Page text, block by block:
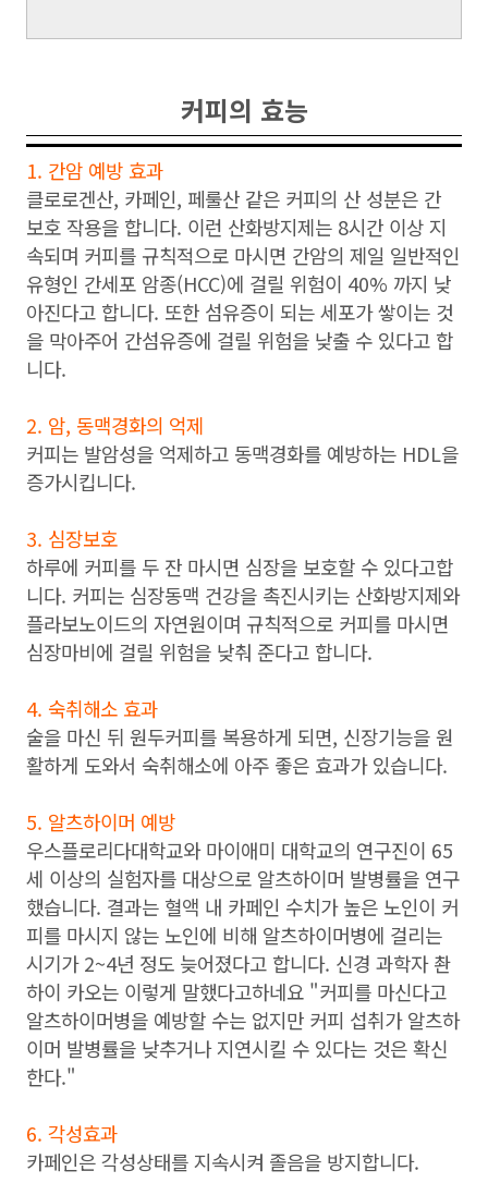
커피의 효능
1. 간암 예방 효과
클로로겐산, 카페인, 페룰산 같은 커피의 산 성분은 간
보호 작용을 합니다. 이런 산화방지제는 8시간 이상 지
속되며 커피를 규칙적으로 마시면 간암의 제일 일반적인
유형인 간세포 암종(HCC)에 걸릴 위험이 40% 까지 낮
아진다고 합니다. 또한 섬유증이 되는 세포가 쌓이는 것
을 막아주어 간섬유증에 걸릴 위험을 낮출 수 있다고 합
니다.
2. 암, 동맥경화의 억제
커피는 발암성을 억제하고 동맥경화를 예방하는 HDL을
증가시킵니다.
3. 심장보호
하루에 커피를 두 잔 마시면 심장을 보호할 수 있다고합
니다. 커피는 심장동맥 건강을 촉진시키는 산화방지제와
플라보노이드의 자연원이며 규칙적으로 커피를 마시면
심장마비에 걸릴 위험을 낮춰 준다고 합니다.
4. 숙취해소 효과
술을 마신 뒤 원두커피를 복용하게 되면, 신장기능을 원
활하게 도와서 숙취해소에 아주 좋은 효과가 있습니다.
5. 알츠하이머 예방
우스플로리다대학교와 마이애미 대학교의 연구진이 65
세 이상의 실험자를 대상으로 알츠하이머 발병률을 연구
했습니다. 결과는 혈액 내 카페인 수치가 높은 노인이 커
피를 마시지 않는 노인에 비해 알츠하이머병에 걸리는
시기가 2~4년 정도 늦어졌다고 합니다. 신경 과학자 촨
하이 카오는 이렇게 말했다고하네요 "커피를 마신다고
알츠하이머병을 예방할 수는 없지만 커피 섭취가 알츠하
이머 발병률을 낮추거나 지연시킬 수 있다는 것은 확신
한다."
6. 각성효과
카페인은 각성상태를 지속시켜 졸음을 방지합니다.